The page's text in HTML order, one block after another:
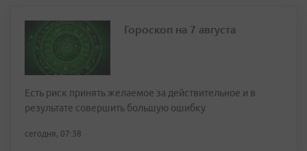
Гороскоп на 7 августа
Есть риск принять желаемое за действительное и в
результате совершить большую ошибку
сегодня, 07:38